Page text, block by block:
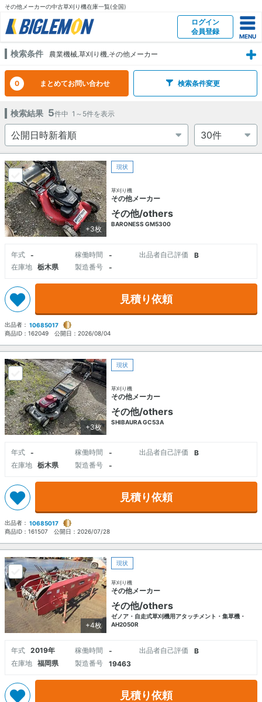
その他メーカーの中古草刈り機在庫一覧(全国)
ログイン
会員登録
検索条件 農業機械,草刈り機,その他メーカー
0 まとめてお問い合わせ 検索条件変更
検索結果 5件中 1～5件を表示
+3枚
現状
草刈り機
その他メーカー
その他/others
BARONESS GM5300
年式 - 稼働時間 - 出品者自己評価
B
在庫地
栃木県 製造番号 -
見積り依頼
出品者： 10685017
商品ID： 162049 公開日： 2026/08/04
+3枚
現状
草刈り機
その他メーカー
その他/others
SHIBAURA GC53A
年式 - 稼働時間 - 出品者自己評価
B
在庫地
栃木県 製造番号 -
見積り依頼
出品者： 10685017
商品ID： 161507 公開日： 2026/07/28
+4枚
現状
草刈り機
その他メーカー
その他/others
ゼノア・自走式草刈機用アタッチメント・集草機・
AH2050R
年式 2019年 稼働時間 - 出品者自己評価
B
在庫地
福岡県 製造番号 19463
見積り依頼